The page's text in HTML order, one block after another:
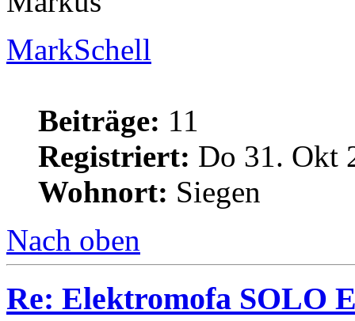
MarkSchell
Beiträge: 11
Registriert: Do 31. Okt
Wohnort: Siegen
Nach oben
Re: Elektromofa SOLO